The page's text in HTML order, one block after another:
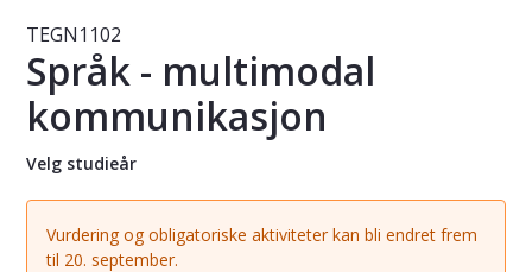
Emne - Språk - multimodal
TEGN1102
Språk - multimodal
kommunikasjon
Velg studieår
Vurdering og obligatoriske aktiviteter kan bli endret frem
til 20. september.